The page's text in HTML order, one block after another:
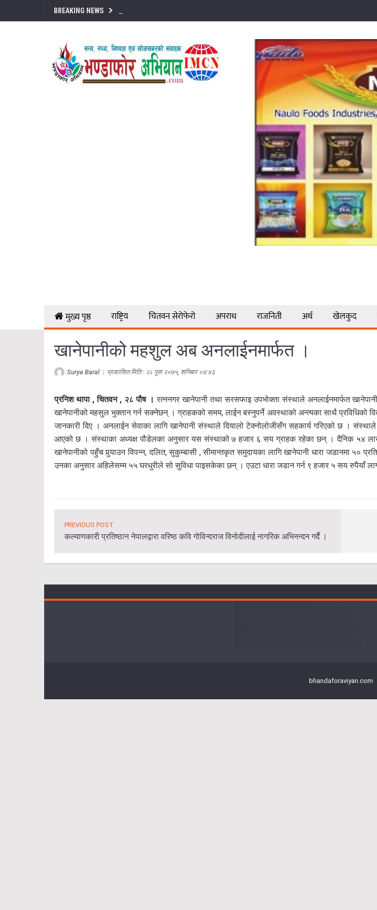
BREAKING NEWS
मुख्य पृष्ठ राष्ट्रिय चितवन सेरोफेरो अपराध राजनिती अर्थ खेलकुद
खानेपानीको महशुल अब अनलाईनमार्फत ।
Surya Baral| प्रकासित मिति : २८ पुस २०७५, शनिबार ०४:४३
प्रनिश थापा , चितवन , २८ पौष । रत्ननगर खानेपानी तथा सरसफाइ उपभोक्ता संस्थाले अनलाईनमार्फत
खानेपानीको महसुल भुक्तान गर्न सक्नेछन् । ग्राहकको समय, लाईन बस्नुपर्ने अवस्थाको अन्त्यका साथै प्रविधिको
जानकारी दिए । अनलाईन सेवाका लागि खानेपानी संस्थाले दियालो टेक्नोलोजीसँग सहकार्य गरिएको छ ।
आएको छ । संस्थाका अध्यक्ष पौडेलका अनुसार यस संस्थाको ७ हजार ६ सय ग्राहक रहेका छन् । दैनिक ५४
खानेपानीको पहुँच पुर्‍याउन विपन्न, दलित, सुकुम्बासी , सीमान्तकृत समुदायका लागि खानेपानी धारा जडानमा ५०
उनका अनुसार अहिलेसम्म ५५ घरधुरीले सो सुविधा पाइसकेका छन् । एउटा धारा जडान गर्न ९ हजार ५ सय रुपैयाँ
PREVIOUS POST
कल्याणकारी प्रतिष्ठान नेपालद्वारा वरिष्ठ कवि गोविन्दराज विनोदीलाई नागरिक अभिनन्दन गर्दै ।
bhandaforaviyan.com